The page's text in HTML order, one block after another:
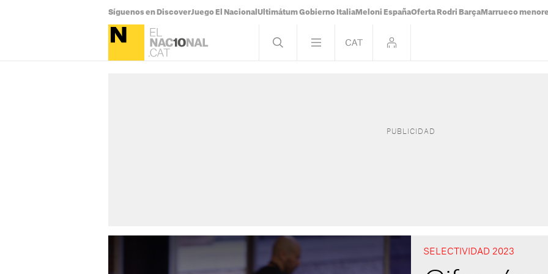
Síguenos en DiscoverJuego El Nacional Ultimátum Gobierno Italia Meloni EspañaOferta Rodri Barça Marrueco
SELECTIVIDAD 2023